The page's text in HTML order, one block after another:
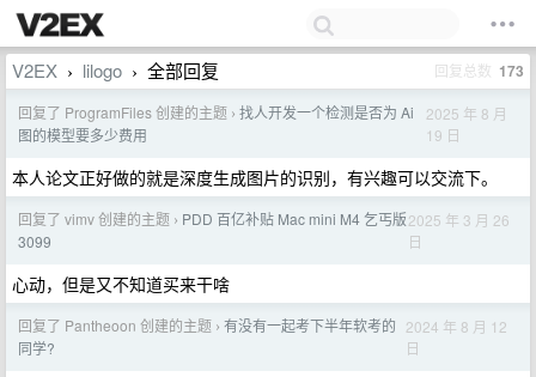
V2EX › lilogo › 全部回复 回复总数 173
回复了 ProgramFiles 创建的主题 › 找人开发一个检测是否为 Ai
图的模型要多少费用
2025 年 8 月
19 日
本人论文正好做的就是深度生成图片的识别，有兴趣可以交流下。
回复了 vimv 创建的主题 › PDD 百亿补贴 Mac mini M4 乞丐版
3099
2025 年 3 月 26
日
心动，但是又不知道买来干啥
回复了 Pantheoon 创建的主题 › 有没有一起考下半年软考的
同学?
2024 年 8 月 12
日